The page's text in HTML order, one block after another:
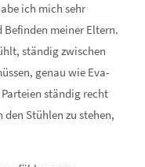
ich mich sehr
meiner Eltern.
ständig zwischen
genau wie Eva-
ständig recht
Stühlen zu stehen,